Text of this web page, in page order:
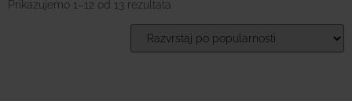
Prikazujemo 1–12 od 13 rezultata